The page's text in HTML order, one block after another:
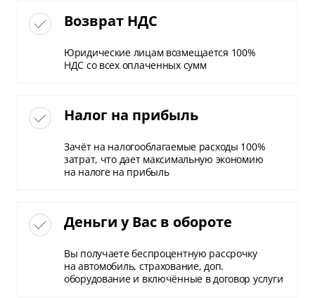
Возврат НДС
Юридические лицам возмещается 100%
НДС со всех оплаченных сумм
Налог на прибыль
Зачёт на налогооблагаемые расходы 100%
затрат, что дает максимальную экономию
на налоге на прибыль
Деньги у Вас в обороте
Вы получаете беспроцентную рассрочку
на автомобиль, страхование, доп.
оборудование и включённые в договор услуги